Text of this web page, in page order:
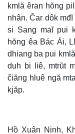
kmlă êran hŏng
nhân. Čar dôk
si Sang maĭ pui
hŏng êa Bác Ái,
dhiang ba pui
duh bi liê, mtrŭt
čiăng hluê ngă
kjăp.
Hồ Xuân Ninh,